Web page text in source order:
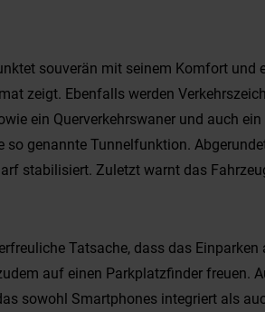
souverän mit seinem Komfort
zeigt. Ebenfalls werden
ein Querverkehrswaner und auch
genannte Tunnelfunktion.
stabilisiert. Zuletzt warnt das
Tatsache, dass das
auf einen Parkplatzfinder freuen.
sowohl Smartphones integriert als